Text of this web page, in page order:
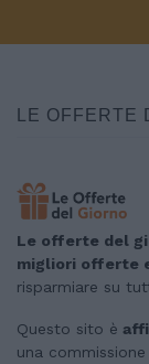
LE OFFERTE
Le offerte del
migliori offerte
risparmiare su
Questo sito è
una